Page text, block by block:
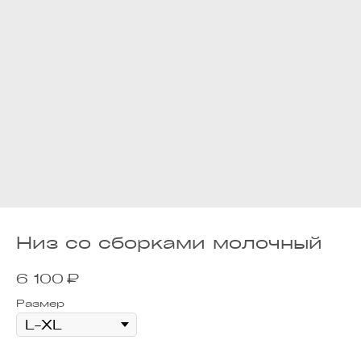
Низ со сборками молочный
6 100 ₽
Размер